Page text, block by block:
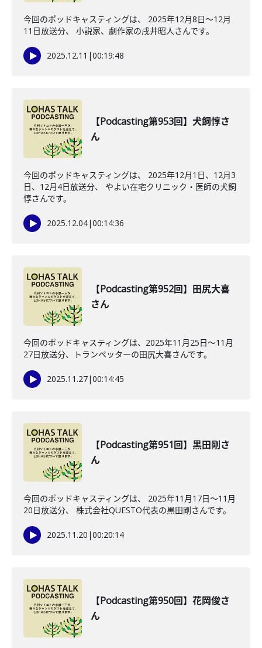
今回のポッドキャスティングは、 2025年12月8日〜12月
11日放送分、 小説家、劇作家の戌井昭人さんです。
2025.12.11 |00:19:48
【Podcasting第953回】犬飼惇さ
ん
今回のポッドキャスティングは、 2025年12月1日、12月3
日、12月4日放送分、 やよい在宅クリニック・医師の犬飼
惇さんです。
2025.12.04|00:14:36
【Podcasting第952回】田尻大喜
さん
今回のポッドキャスティングは、2025年11月25日〜11月
27日放送分、トランペッターの田尻大喜さんです。
2025.11.27|00:14:45
【Podcasting第951回】黒田剛さ
ん
今回のポッドキャスティングは、 2025年11月17日〜11月
20日放送分、 株式会社QUESTO代表の黒田剛さんです。
2025.11.20 |00:20:14
【Podcasting第950回】花岡俊さ
ん